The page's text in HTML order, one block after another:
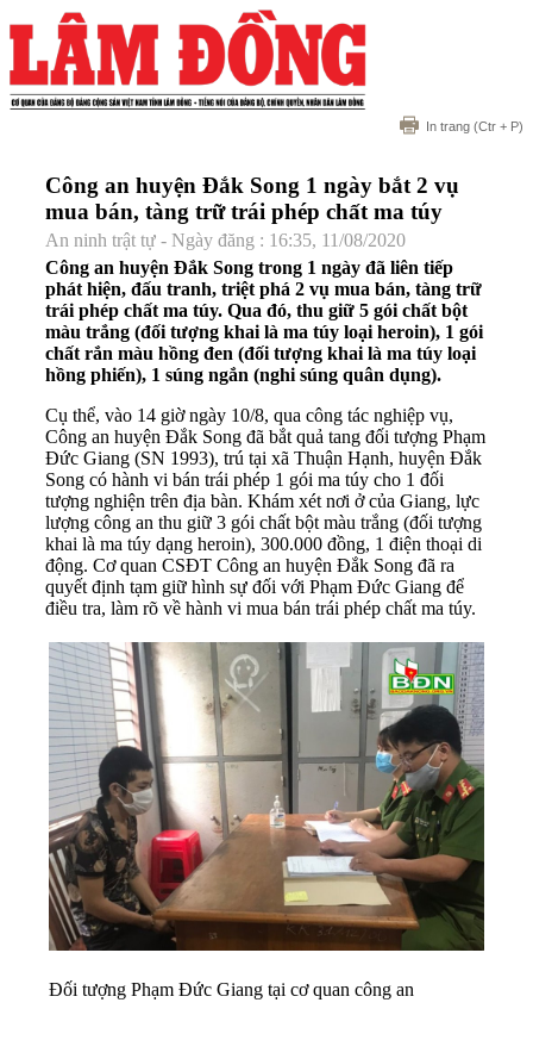
In trang (Ctr + P)
Công an huyện Đắk Song 1 ngày bắt 2 vụ
mua bán, tàng trữ trái phép chất ma túy
An ninh trật tự - Ngày đăng : 16:35, 11/08/2020
Công an huyện Đắk Song trong 1 ngày đã liên tiếp
phát hiện, đấu tranh, triệt phá 2 vụ mua bán, tàng trữ
trái phép chất ma túy. Qua đó, thu giữ 5 gói chất bột
màu trắng (đối tượng khai là ma túy loại heroin), 1 gói
chất rắn màu hồng đen (đối tượng khai là ma túy loại
hồng phiến), 1 súng ngắn (nghi súng quân dụng).
Cụ thể, vào 14 giờ ngày 10/8, qua công tác nghiệp vụ,
Công an huyện Đắk Song đã bắt quả tang đối tượng Phạm
Đức Giang (SN 1993), trú tại xã Thuận Hạnh, huyện Đắk
Song có hành vi bán trái phép 1 gói ma túy cho 1 đối
tượng nghiện trên địa bàn. Khám xét nơi ở của Giang, lực
lượng công an thu giữ 3 gói chất bột màu trắng (đối tượng
khai là ma túy dạng heroin), 300.000 đồng, 1 điện thoại di
động. Cơ quan CSĐT Công an huyện Đắk Song đã ra
quyết định tạm giữ hình sự đối với Phạm Đức Giang để
điều tra, làm rõ về hành vi mua bán trái phép chất ma túy.
Đối tượng Phạm Đức Giang tại cơ quan công an